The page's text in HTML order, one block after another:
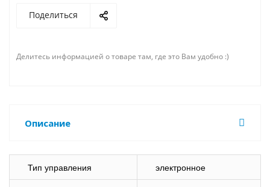
Поделиться
Делитесь информацией о товаре там, где это Вам удобно :)
Описание
Тип управления электронное